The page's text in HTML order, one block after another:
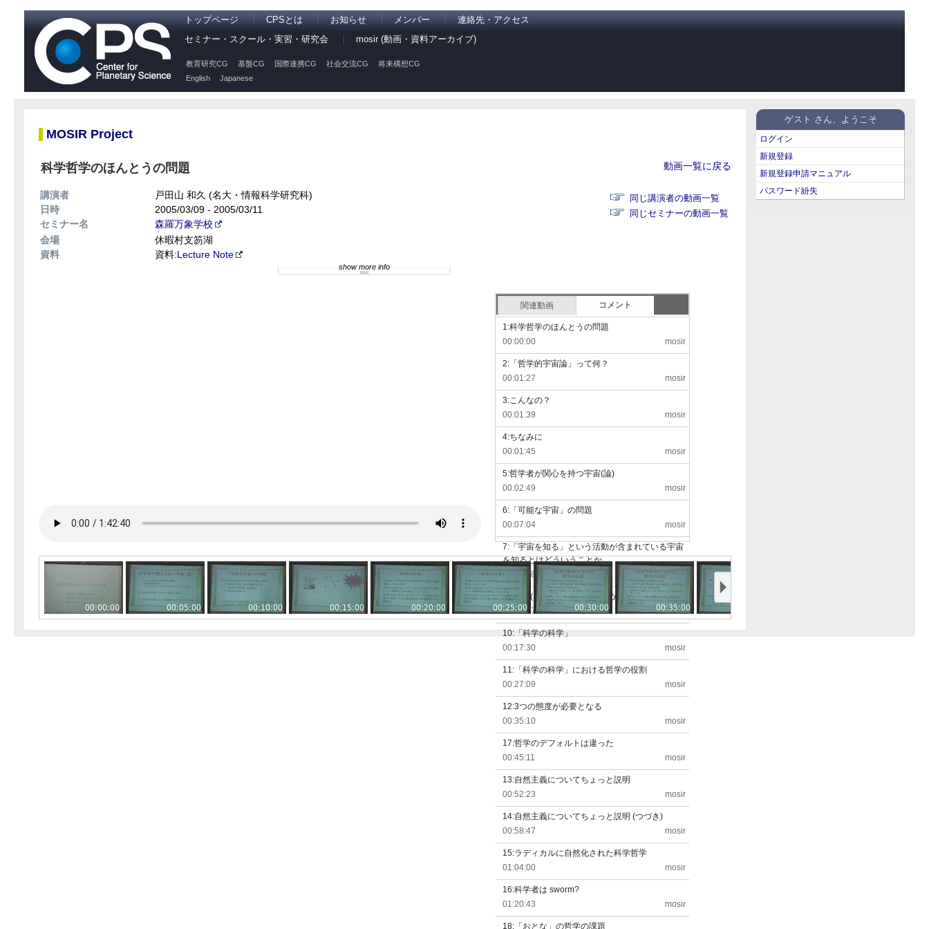
トップページ CPSとは お知らせ メンバー
連絡先・アクセス
セミナー・スクール・実習・研究会
mosir (動画・資料アーカイブ)
教育研究CG 基盤CG 国際連携CG 社会交流CG
将来構想CG
English
Japanese
ゲスト さん、ようこそ
ログイン
新規登録
新規登録申請マニュアル
パスワード紛失
MOSIR Project
動画一覧に戻る
科学哲学のほんとうの問題
講演者
戸田山 和久 (名大・情報科学研究科)
日時
2005/03/09 - 2005/03/11
セミナー名
森羅万象学校
同じ講演者の動画一覧
同じセミナーの動画一覧
会場
休暇村支笏湖
資料
資料:Lecture Note
show more info
関連動画 コメント
1:科学哲学のほんとうの問題
00:00:00
mosir
2:「哲学的宇宙論」って何？
00:01:27
mosir
3:こんなの？
00:01:39
mosir
4:ちなみに
00:01:45
mosir
5:哲学者が関心を持つ宇宙(論)
00:02:49
mosir
6:「可能な宇宙」の問題
00:07:04
mosir
7:「宇宙を知る」という活動が含まれている宇宙
を知るとはどういうことか
00:13:38
mosir
8:[画像](ビッグバン宇宙を眺める)
00:13:57
mosir
10:「科学の科学」
00:17:30
mosir
11:「科学の科学」における哲学の役割
00:27:09
mosir
12:3つの態度が必要となる
00:35:10
mosir
17:哲学のデフォルトは違った
00:45:11
mosir
13:自然主義についてちょっと説明
00:52:23
mosir
14:自然主義についてちょっと説明 (つづき)
00:58:47
mosir
15:ラディカルに自然化された科学哲学
01:04:00
mosir
16:科学者は sworm?
01:20:43
mosir
18:「おとな」の哲学の課題
00:00:00 00:05:00 00:10:00 00:15:00 00:20:00 00:25:00 00:30:00 00:35:00